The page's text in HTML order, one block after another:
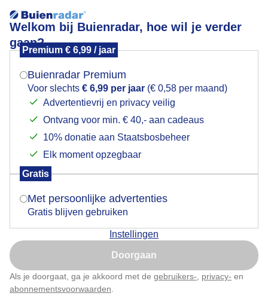
Welkom bij Buienradar, hoe wil je verder
gaan?
Premium € 6,99 / jaar
Buienradar Premium
Voor slechts € 6,99 per jaar (€ 0,58 per maand)
Advertentievrij en privacy veilig
Ontvang voor min. € 40,- aan cadeaus
10% donatie aan Staatsbosbeheer
Elk moment opzegbaar
Gratis
Met persoonlijke advertenties
Gratis blijven gebruiken
Instellingen
Doorgaan
Als je doorgaat, ga je akkoord met de gebruikers- privacy- en
abonnementsvoorwaarden
als je nog vakantie hebt..bof je vandaag nog met dit
,best wel mooie weer...
er is wel wat bewolking..maar het zonnetje is er ook
bij...de duitse mevrouw geniet er vandaag nog van...
Mogen we je locatie gebruiken voor het
Indien je hier nog geen akkoord op hebt gegeven,
verschijnt er zo een pop-up uit je browser waarin
Is goed, toon de popup
Nu niet, misschien later
Klik hierom dit aan te passen